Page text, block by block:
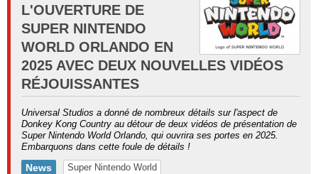
L'OUVERTURE DE
SUPER NINTENDO
WORLD ORLANDO EN
2025 AVEC DEUX NOUVELLES VIDÉOS
RÉJOUISSANTES
Universal Studios a donné de nombreux détails sur l'aspect de
Donkey Kong Country au détour de deux vidéos de présentation de
Super Nintendo World Orlando, qui ouvrira ses portes en 2025.
Embarquons dans cette foule de détails !
News Super Nintendo World